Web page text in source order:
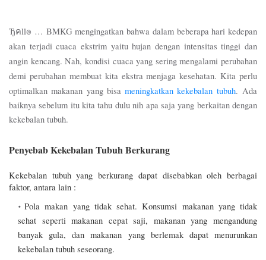
Ђคll๏ … BMKG mengingatkan bahwa dalam beberapa hari kedepan
akan terjadi cuaca ekstrim yaitu hujan dengan intensitas tinggi dan
angin kencang. Nah, kondisi cuaca yang sering mengalami perubahan
demi perubahan membuat kita ekstra menjaga kesehatan. Kita perlu
optimalkan makanan yang bisa meningkatkan kekebalan tubuh. Ada
baiknya sebelum itu kita tahu dulu nih apa saja yang berkaitan dengan
kekebalan tubuh.
Penyebab Kekebalan Tubuh Berkurang
Kekebalan tubuh yang berkurang dapat disebabkan oleh berbagai
faktor, antara lain :
Pola makan yang tidak sehat. Konsumsi makanan yang tidak
sehat seperti makanan cepat saji, makanan yang mengandung
banyak gula, dan makanan yang berlemak dapat menurunkan
kekebalan tubuh seseorang.